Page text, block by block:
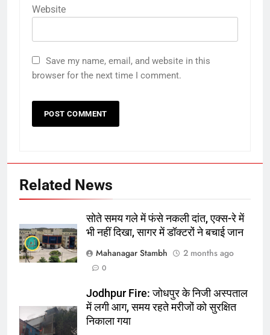
Website
Save my name, email, and website in this
browser for the next time I comment.
Related News
सोते समय गले में फंसे नकली दांत, एक्स-रे में
भी नहीं दिखा, सागर में डॉक्टरों ने बचाई जान
Mahanagar Stambh
2 months ago
0
Jodhpur Fire: जोधपुर के निजी अस्पताल
में लगी आग, समय रहते मरीजों को सुरक्षित
निकाला गया
5
रूट 4 साल बाद इंग्लैंड की कप्तानी
एटकिंसन दूसरे टेस्ट से बाहर; आर्चर की
वापसी
क्रिकेट ‎स्पोर्ट्स
6